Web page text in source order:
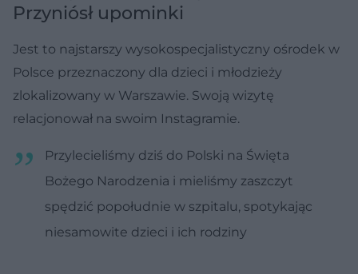
Przyniósł upominki
Jest to najstarszy wysokospecjalistyczny ośrodek w
Polsce przeznaczony dla dzieci i młodzieży
zlokalizowany w Warszawie. Swoją wizytę
relacjonował na swoim Instagramie.
Przylecieliśmy dziś do Polski na Święta
Bożego Narodzenia i mieliśmy zaszczyt
spędzić popołudnie w szpitalu, spotykając
niesamowite dzieci i ich rodziny